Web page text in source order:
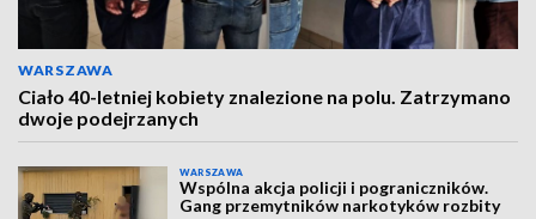
WARSZAWA
Ciało 40-letniej kobiety znalezione na polu. Zatrzymano
dwoje podejrzanych
WARSZAWA
Wspólna akcja policji i pograniczników.
Gang przemytników narkotyków rozbity